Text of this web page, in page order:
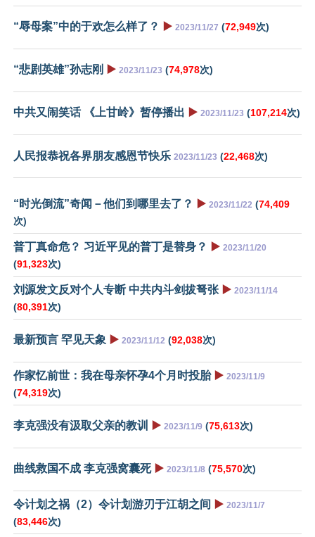
“辱母案”中的于欢怎么样了？ ▶️ 2023/11/27 (72,949次)
“悲剧英雄”孙志刚 ▶️ 2023/11/23 (74,978次)
中共又闹笑话 《上甘岭》暂停播出 ▶️ 2023/11/23 (107,214次)
人民报恭祝各界朋友感恩节快乐 2023/11/23 (22,468次)
“时光倒流”奇闻－他们到哪里去了？ ▶️ 2023/11/22 (74,409
次)
普丁真命危？ 习近平见的普丁是替身？ ▶️ 2023/11/20
(91,323次)
刘源发文反对个人专断 中共内斗剑拔弩张 ▶️ 2023/11/14
(80,391次)
最新预言 罕见天象 ▶️ 2023/11/12 (92,038次)
作家忆前世：我在母亲怀孕4个月时投胎 ▶️ 2023/11/9
(74,319次)
李克强没有汲取父亲的教训 ▶️ 2023/11/9 (75,613次)
曲线救国不成 李克强窝囊死 ▶️ 2023/11/8 (75,570次)
令计划之祸（2）令计划游刃于江胡之间 ▶️ 2023/11/7
(83,446次)